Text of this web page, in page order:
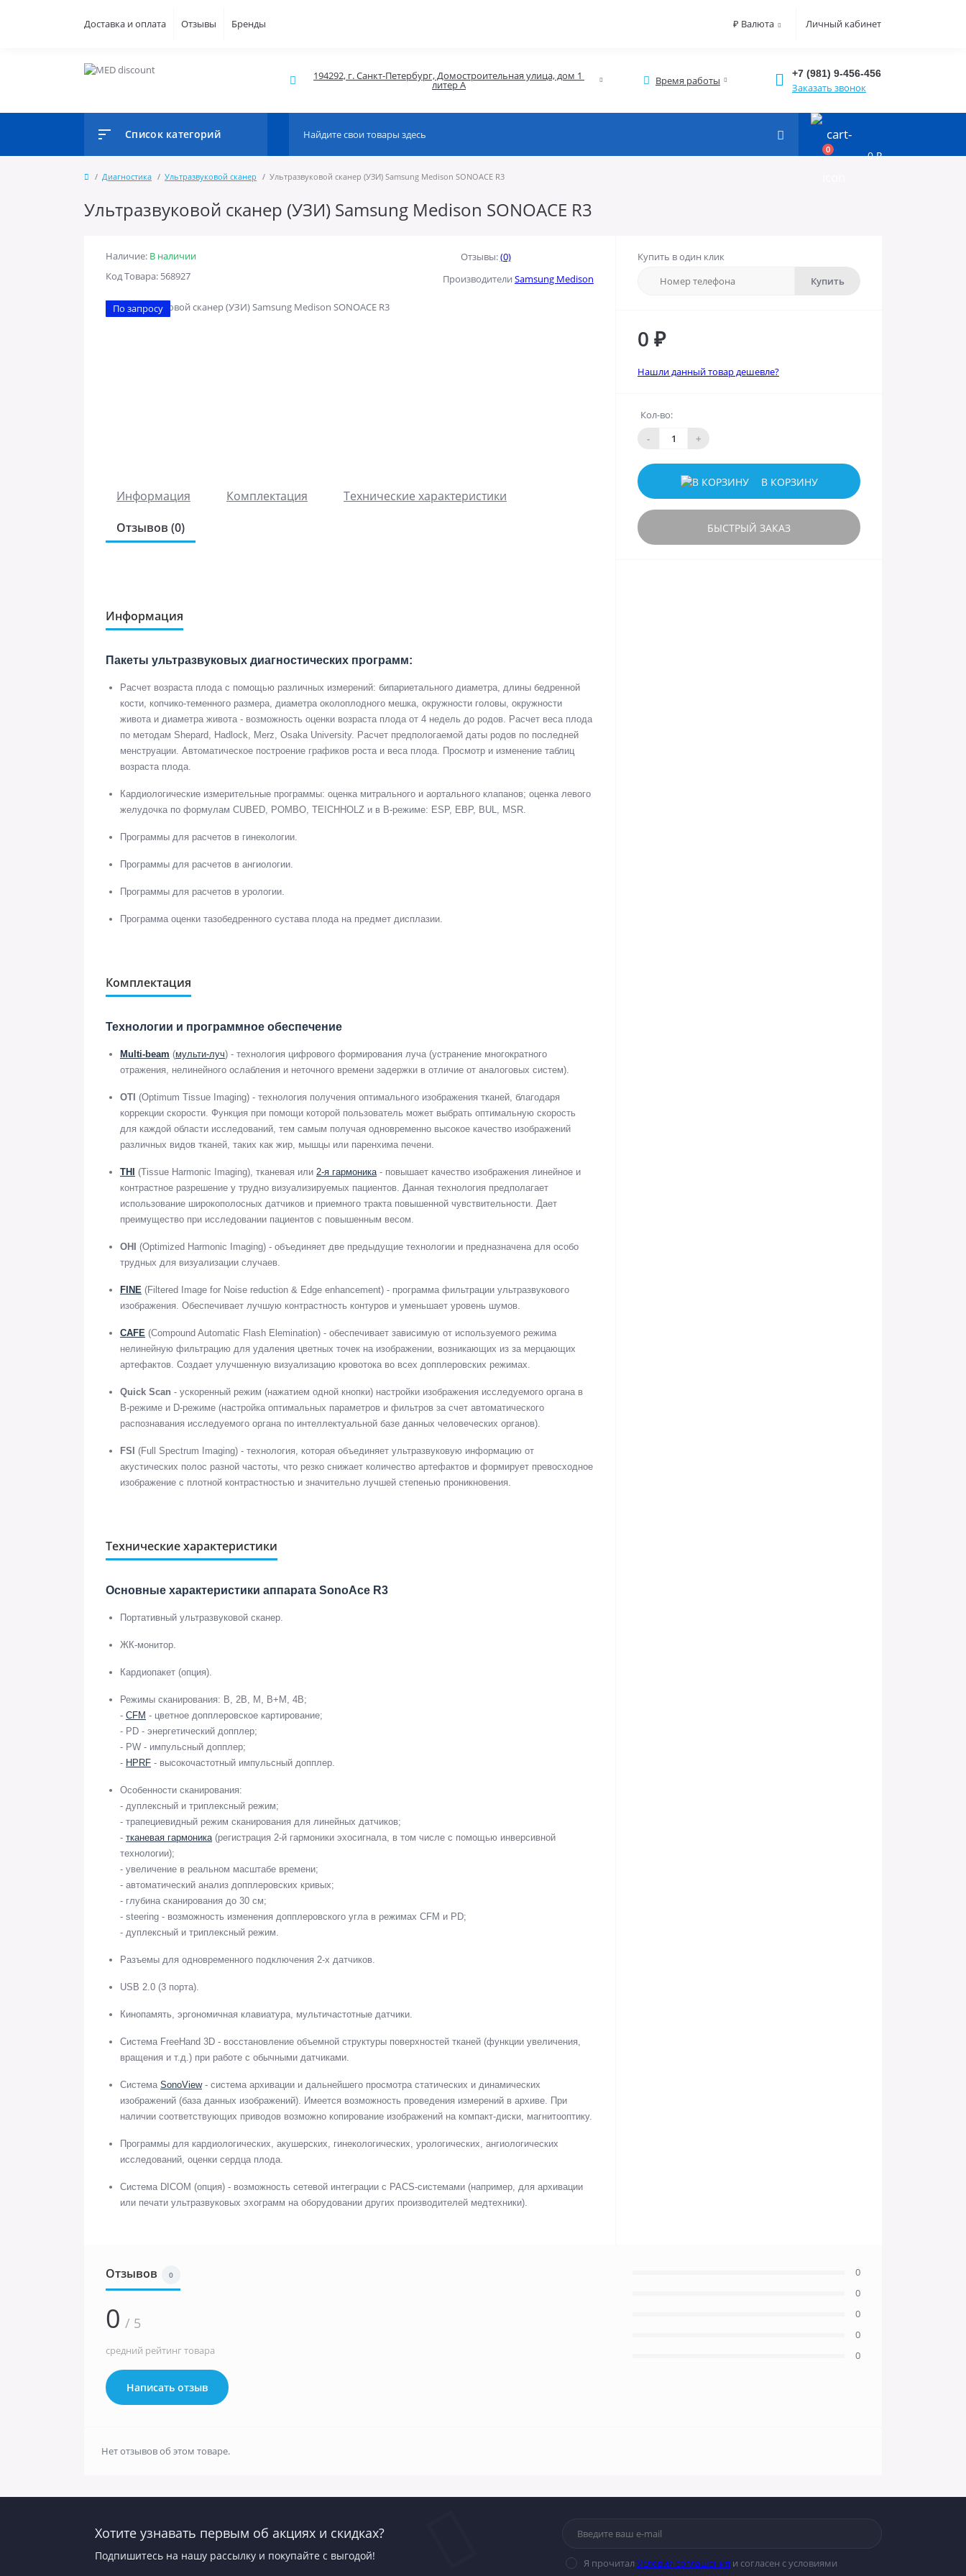
Доставка и оплата Отзывы Бренды ₽ Валюта Личный кабинет
194292, г. Санкт-Петербург, Домостроительная улица, дом 1
литер А Время работы
+7 (981) 9-456-456
Заказать звонок
Список категорий
0 0 ₽
Диагностика Ультразвуковой сканер Ультразвуковой сканер (УЗИ) Samsung Medison SONOACE R3
Ультразвуковой сканер (УЗИ) Samsung Medison SONOACE R3
Наличие: В наличии
Код Товара: 568927
Отзывы:(0)
Производители Samsung Medison
По запросу
Информация Комплектация
Технические характеристики
Отзывов (0)
Информация
Пакеты ультразвуковых диагностических программ:
Расчет возраста плода с помощью различных измерений: бипариетального диаметра, длины бедренной
кости, копчико-теменного размера, диаметра околоплодного мешка, окружности головы, окружности
живота и диаметра живота - возможность оценки возраста плода от 4 недель до родов. Расчет веса плода
по методам Shepard, Hadlock, Merz, Osaka University. Расчет предпологаемой даты родов по последней
менструации. Автоматическое построение графиков роста и веса плода. Просмотр и изменение таблиц
возраста плода.
Кардиологические измерительные программы: оценка митрального и аортального клапанов; оценка левого
желудочка по формулам CUBED, POMBO, TEICHHOLZ и в B-режиме: ESP, EBP, BUL, MSR.
Программы для расчетов в гинекологии.
Программы для расчетов в ангиологии.
Программы для расчетов в урологии.
Программа оценки тазобедренного сустава плода на предмет дисплазии.
Комплектация
Технологии и программное обеспечение
Multi-beam (мульти-луч) - технология цифрового формирования луча (устранение многократного
отражения, нелинейного ослабления и неточного времени задержки в отличие от аналоговых систем).
OTI (Optimum Tissue Imaging) - технология получения оптимального изображения тканей, благодаря
коррекции скорости. Функция при помощи которой пользователь может выбрать оптимальную скорость
для каждой области исследований, тем самым получая одновременно высокое качество изображений
различных видов тканей, таких как жир, мышцы или паренхима печени.
THI (Tissue Harmonic Imaging), тканевая или 2-я гармоника- повышает качество изображения линейное и
контрастное разрешение у трудно визуализируемых пациентов. Данная технология предполагает
использование широкополосных датчиков и приемного тракта повышенной чувствительности. Дает
преимущество при исследовании пациентов с повышенным весом.
OHI
(Optimized Harmonic Imaging) - объединяет две предыдущие технологии и предназначена для особо
трудных для визуализации случаев.
FINE (Filtered Image for Noise reduction & Edge enhancement) - программа фильтрации ультразвукового
изображения. Обеспечивает лучшую контрастность контуров и уменьшает уровень шумов.
CAFE (Compound Automatic Flash Elemination) - обеспечивает зависимую от используемого режима
нелинейную фильтрацию для удаления цветных точек на изображении, возникающих из за мерцающих
артефактов. Создает улучшенную визуализацию кровотока во всех допплеровских режимах.
Quick Scan - ускоренный режим (нажатием одной кнопки) настройки изображения исследуемого органа в
B-режиме и D-режиме (настройка оптимальных параметров и фильтров за счет автоматического
распознавания исследуемого органа по интеллектуальной базе данных человеческих органов).
FSI (Full Spectrum Imaging) - технология, которая объединяет ультразвуковую информацию от
акустических полос разной частоты, что резко снижает количество артефактов и формирует превосходное
изображение с плотной контрастностью и значительно лучшей степенью проникновения.
Технические характеристики
Основные характеристики аппарата SonoAce R3
Портативный ультразвуковой сканер.
ЖК-монитор.
Кардиопакет (опция).
Режимы сканирования: B, 2B, M, B+M, 4B;
- CFM - цветное допплеровское картирование;
- PD - энергетический допплер;
- PW - импульсный допплер;
- HPRF - высокочастотный импульсный допплер.
Особенности сканирования:
- дуплексный и триплексный режим;
- трапециевидный режим сканирования для линейных датчиков;
- тканевая гармоника(регистрация 2-й гармоники эхосигнала, в том числе с помощью инверсивной
технологии);
- увеличение в реальном масштабе времени;
- автоматический анализ допплеровских кривых;
- глубина сканирования до 30 см;
- steering - возможность изменения допплеровского угла в режимах CFM и PD;
- дуплексный и триплексный режим.
Разъемы для одновременного подключения 2-х датчиков.
USB 2.0 (3 порта).
Кинопамять, эргономичная клавиатура, мультичастотные датчики.
Система FreeHand 3D - восстановление объемной структуры поверхностей тканей (функции увеличения,
вращения и т.д.) при работе с обычными датчиками.
Система SonoView- система архивации и дальнейшего просмотра статических и динамических
изображений (база данных изображений). Имеется возможность проведения измерений в архиве. При
наличии соответствующих приводов возможно копирование изображений на компакт-диски, магнитооптику.
Программы для кардиологических, акушерских, гинекологических, урологических, ангиологических
исследований, оценки сердца плода.
Система DICOM (опция) - возможность сетевой интеграции с PACS-системами (например, для архивации
или печати ультразвуковых эхограмм на оборудовании других производителей медтехники).
Купить в один клик
Купить
0 ₽
Нашли данный товар дешевле?
Кол-во:
- +
В КОРЗИНУ
БЫСТРЫЙ ЗАКАЗ
Отзывов 0
0 / 5
средний рейтинг товара
Написать отзыв
0
0
0
0
0
Нет отзывов об этом товаре.
Хотите узнавать первым об акциях и скидках?
Подпишитесь на нашу рассылку и покупайте с выгодой!
Я прочитал Условия соглашения и согласен с условиями